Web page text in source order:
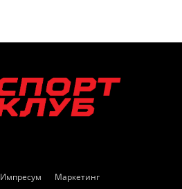
Импресум Маркетинг